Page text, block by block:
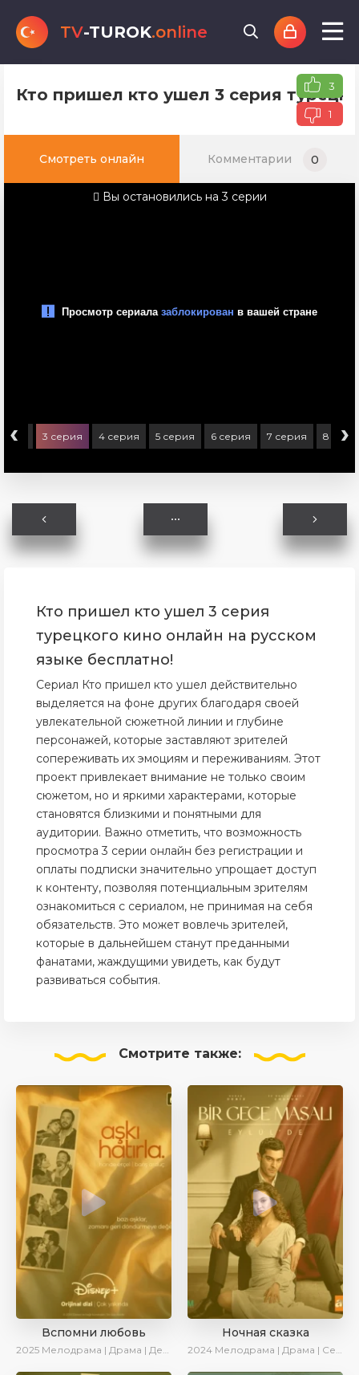
TV-TUROK.online
Кто пришел кто ушел 3 серия 3
1
Смотреть онлайн Комментарии 0
Вы остановились на 3 серии
‹ 3 серия 4 серия 5 серия 6 серия 7 серия 8 ›
Кто пришел кто ушел 3 серия
турецкого кино онлайн на русском
языке бесплатно!
Сериал Кто пришел кто ушел действительно
выделяется на фоне других благодаря своей
увлекательной сюжетной линии и глубине
персонажей, которые заставляют зрителей
сопереживать их эмоциям и переживаниям. Этот
проект привлекает внимание не только своим
сюжетом, но и яркими характерами, которые
становятся близкими и понятными для
аудитории. Важно отметить, что возможность
просмотра 3 серии онлайн без регистрации и
оплаты подписки значительно упрощает доступ
к контенту, позволяя потенциальным зрителям
ознакомиться с сериалом, не принимая на себя
обязательств. Это может вовлечь зрителей,
которые в дальнейшем станут преданными
фанатами, жаждущими увидеть, как будут
развиваться события.
Смотрите также:
Вспомни любовь
2025 Мелодрама | Драма | Детектив | Комедия | Новинки | Сериалы 2025
Ночная сказка
2024 Мелодрама | Драма | Сериалы 2024